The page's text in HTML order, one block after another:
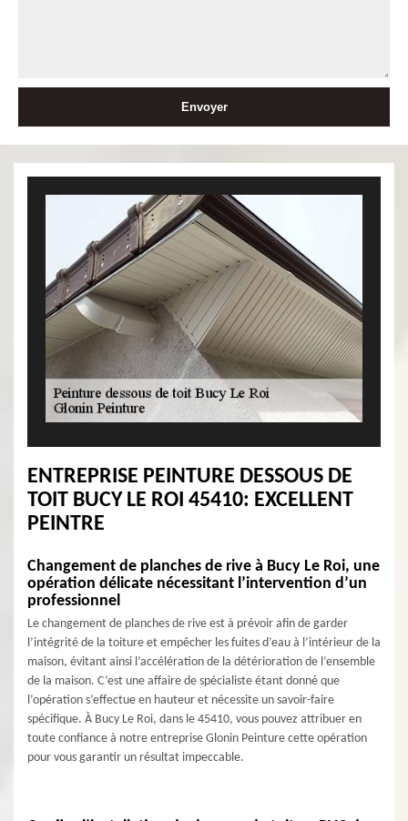
ENTREPRISE PEINTURE DESSOUS DE
TOIT BUCY LE ROI 45410: EXCELLENT
PEINTRE
Changement de planches de rive à Bucy Le Roi, une
opération délicate nécessitant l’intervention d’un
professionnel
Le changement de planches de rive est à prévoir afin de garder
l’intégrité de la toiture et empêcher les fuites d’eau à l’intérieur de la
maison, évitant ainsi l’accélération de la détérioration de l’ensemble
de la maison. C’est une affaire de spécialiste étant donné que
l’opération s’effectue en hauteur et nécessite un savoir-faire
spécifique. À Bucy Le Roi, dans le 45410, vous pouvez attribuer en
toute confiance à notre entreprise Glonin Peinture cette opération
pour vous garantir un résultat impeccable.